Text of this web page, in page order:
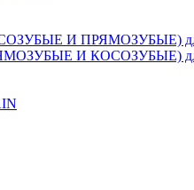
И ПРЯМОЗУБЫЕ) для
И КОСОЗУБЫЕ) для